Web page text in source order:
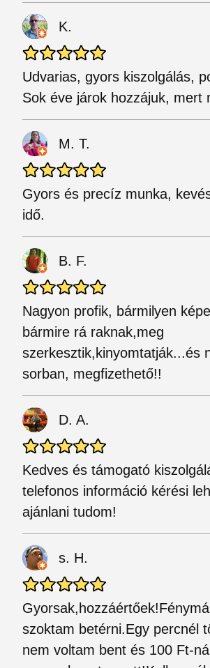
K.
Udvarias, gyors kiszolgálás,
Sok éve járok hozzájuk, mert
M. T.
Gyors és precíz munka,
idő.
B. F.
Nagyon profik, bármilyen
bármire rá raknak,meg
szerkesztik,kinyomtatják...és
sorban, megfizethető!!
D. A.
Kedves és támogató
telefonos információ kérési
ajánlani tudom!
s. H.
szoktam betérni.Egy percnél
nem voltam bent és 100 Ft-